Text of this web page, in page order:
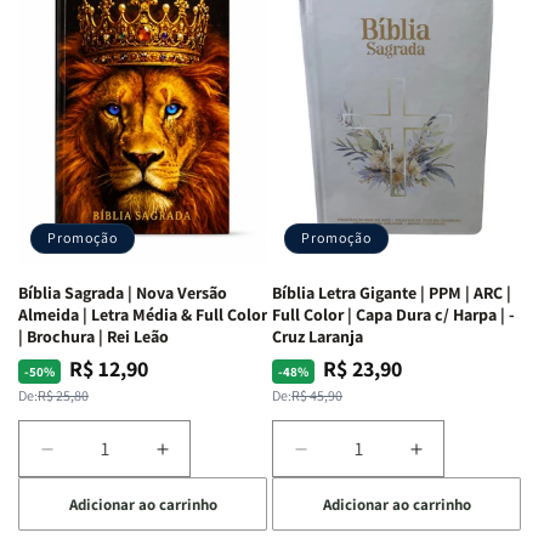
Mulheres
da
Bíblia
Isabelle
S.
Alves
as
Mulheres
da
Bíblia
|
Isabelle
S.
Alves
Bíblia
Livro
por
Livro
um
panorama
completo
dos
66
da
Bíblia
Equipe
teológica
Penkal
Bíblia
Livro
-
um
panorama
completo
dos
da
Bíblia
Penkal
Promoção
Bíblia Sagrada | Nova Versão
Almeida | Letra Média & Full Color
| Brochura | Rei Leão
-50%
Preço
normal
De:R$ 25,80
Preço
promocional
R$ 12,90
Diminuir
a
quantidade
de
Aumentar
a
quantidade
de
Adicionar ao carrinho
Promoção
Bíblia Letra Gigante | PPM | ARC |
Full Color | Capa Dura c/ Harpa | -
Cruz Laranja
-48%
Preço
normal
De:R$ 45,90
Preço
promocional
R$ 23,90
Diminuir
a
quantidade
de
Aumentar
a
quantidade
de
Adicionar ao carrinho